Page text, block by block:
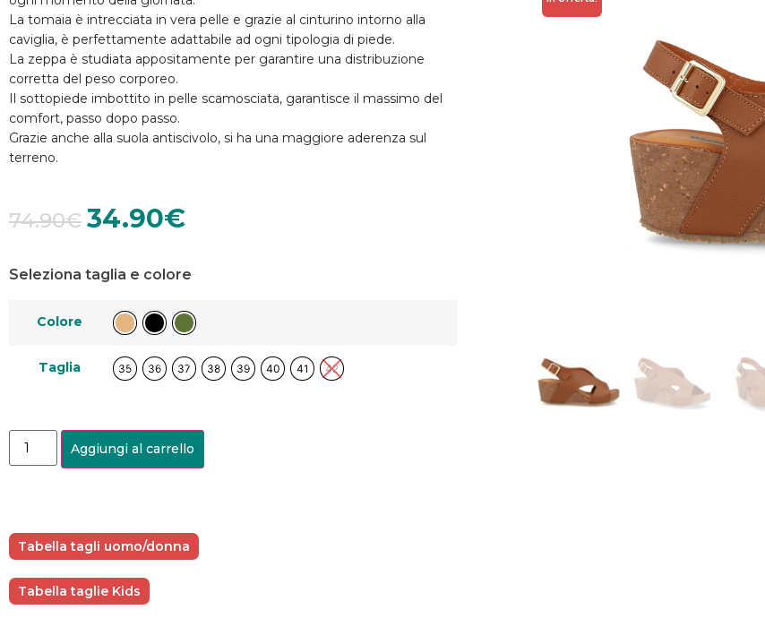
La tomaia è intrecciata in vera pelle e grazie al cinturino intorno alla
caviglia, è perfettamente adattabile ad ogni tipologia di piede.
La zeppa è studiata appositamente per garantire una distribuzione
corretta del peso corporeo.
Il sottopiede imbottito in pelle scamosciata, garantisce il massimo del
comfort, passo dopo passo.
Grazie anche alla suola antiscivolo, si ha una maggiore aderenza sul
terreno.
74.90€ 34.90€
Seleziona taglia e colore
Colore
Taglia 35 36 37 38 39 40 41 42
Aggiungi al carrello
Tabella tagli uomo/donna
Tabella taglie Kids